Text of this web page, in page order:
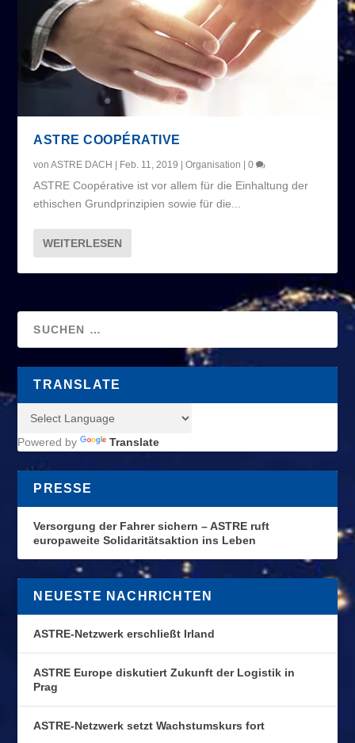
ASTRE COOPÉRATIVE
vonASTRE DACH | Feb. 11, 2019 |Organisation |0
ASTRE Coopérative ist vor allem für die Einhaltung der
ethischen Grundprinzipien sowie für die...
WEITERLESEN
TRANSLATE
Powered by Translate
PRESSE
Versorgung der Fahrer sichern – ASTRE ruft
europaweite Solidaritätsaktion ins Leben
NEUESTE NACHRICHTEN
ASTRE-Netzwerk erschließt Irland
ASTRE Europe diskutiert Zukunft der Logistik in
Prag
ASTRE-Netzwerk setzt Wachstumskurs fort